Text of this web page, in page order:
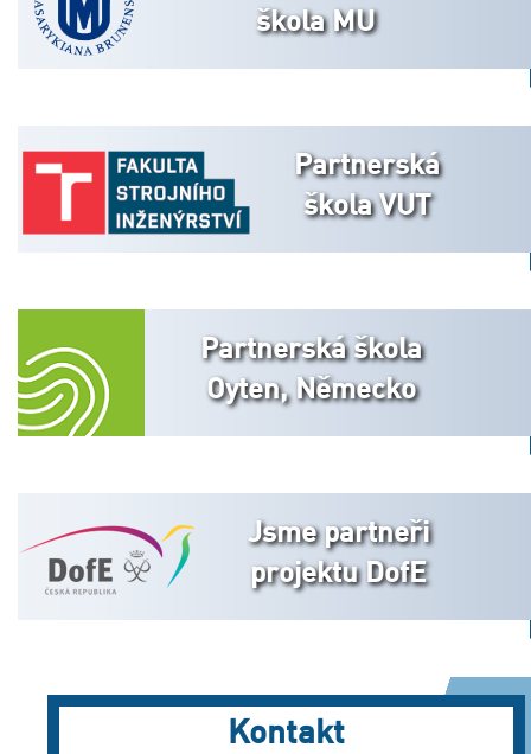
škola MU
Partnerská
škola VUT
Partnerská škola
Oyten, Německo
Jsme partneři
projektu DofE
Kontakt